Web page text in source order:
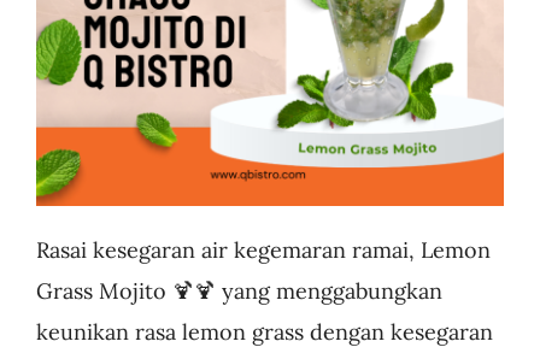
Rasai kesegaran air kegemaran ramai, Lemon
Grass Mojito 🍹🍹 yang menggabungkan
keunikan rasa lemon grass dengan kesegaran